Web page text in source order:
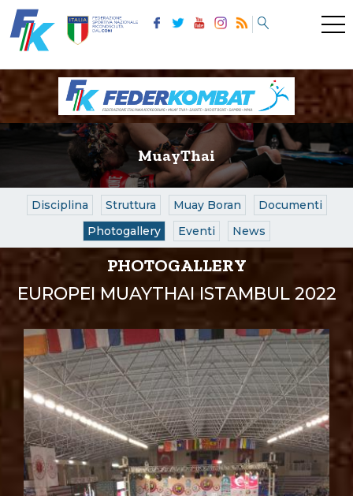
MuayThai
Disciplina Struttura Muay Boran
Documenti
Photogallery
Eventi News
PHOTOGALLERY
EUROPEI MUAYTHAI ISTAMBUL 2022